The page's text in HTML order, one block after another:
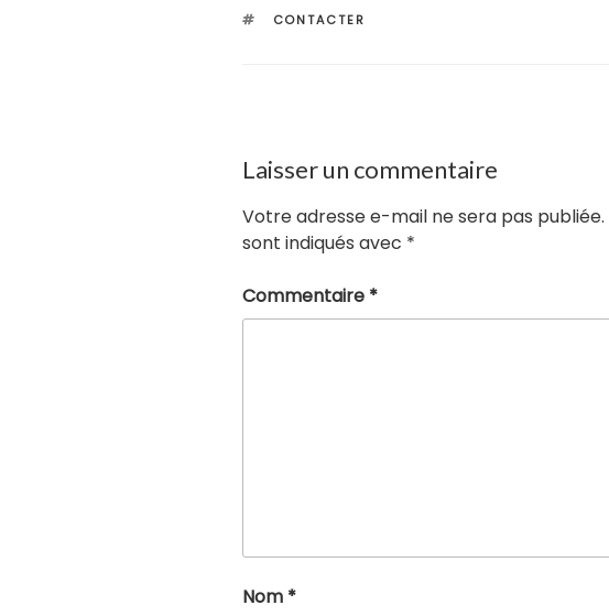
ÉTIQUETTES
CONTACTER
Laisser un commentaire
Votre adresse e-mail ne sera pas publiée.
sont indiqués avec *
Commentaire *
Nom *